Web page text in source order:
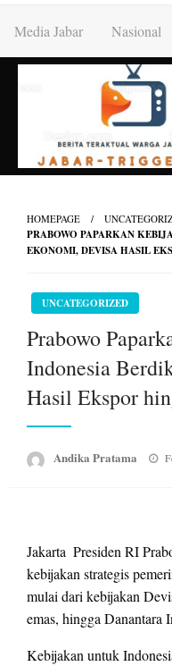
content
Media Jabar Nasional
HOMEPAGE
PRABOWO PAPARKAN
EKONOMI, DEVISA HASIL
UNCATEGORIZED
Prabowo
Indonesia
Hasil Ekspor
Andika Pratama
Jakarta  Presiden RI
kebijakan strategis
mulai dari kebijakan
emas, hingga Danantara
Kebijakan untuk